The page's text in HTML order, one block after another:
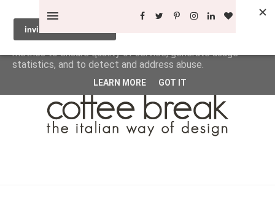
This site uses cookies from Google to deliver its services
and to analyze traffic. Your IP address and user-agent are
shared with Google along with performance and security
metrics to ensure quality of service, generate usage
statistics, and to detect and address abuse.
LEARN MORE GOT IT